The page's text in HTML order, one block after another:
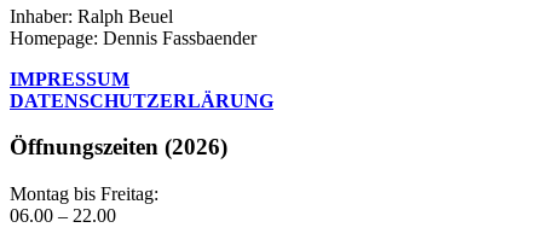
Inhaber: Ralph Beuel
Homepage: Dennis Fassbaender
IMPRESSUM
DATENSCHUTZERLÄRUNG
Öffnungszeiten (2026)
Montag bis Freitag:
06.00 – 22.00